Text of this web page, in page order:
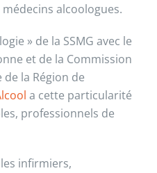
alcoologues.
» de la SSMG avec le
et de la Commission
la Région de
a cette particularité
professionnels de
infirmiers,